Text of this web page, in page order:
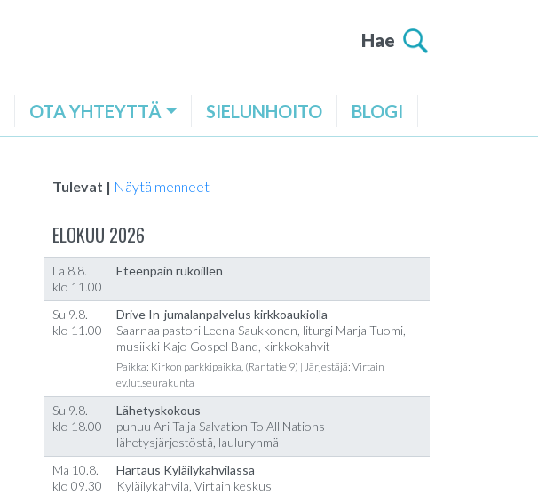
Hae
OTA YHTEYTTÄ SIELUNHOITO BLOGI
Tulevat | Näytä menneet
ELOKUU 2026
La 8.8.
klo 11.00
Eteenpäin rukoillen
Su 9.8.
klo 11.00
Drive In-jumalanpalvelus kirkkoaukiolla
Saarnaa pastori Leena Saukkonen, liturgi Marja Tuomi,
musiikki Kajo Gospel Band, kirkkokahvit
Paikka: Kirkon parkkipaikka, (Rantatie 9) | Järjestäjä: Virtain
ev.lut.seurakunta
Su 9.8.
klo 18.00
Lähetyskokous
puhuu Ari Talja Salvation To All Nations-
lähetysjärjestöstä, lauluryhmä
Ma 10.8.
klo 09.30
Hartaus Kyläilykahvilassa
Kyläilykahvila, Virtain keskus